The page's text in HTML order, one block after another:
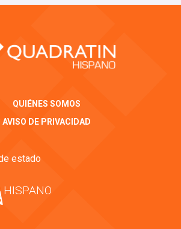
QUIÉNES SOMOS
AVISO DE PRIVACIDAD
estado
HISPANO